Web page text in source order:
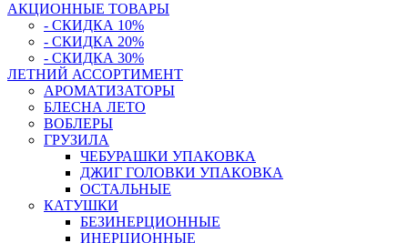
АКЦИОННЫЕ ТОВАРЫ
- СКИДКА 10%
- СКИДКА 20%
- СКИДКА 30%
ЛЕТНИЙ АССОРТИМЕНТ
АРОМАТИЗАТОРЫ
БЛЕСНА ЛЕТО
ВОБЛЕРЫ
ГРУЗИЛА
ЧЕБУРАШКИ УПАКОВКА
ДЖИГ ГОЛОВКИ УПАКОВКА
ОСТАЛЬНЫЕ
КАТУШКИ
БЕЗИНЕРЦИОННЫЕ
ИНЕРЦИОННЫЕ